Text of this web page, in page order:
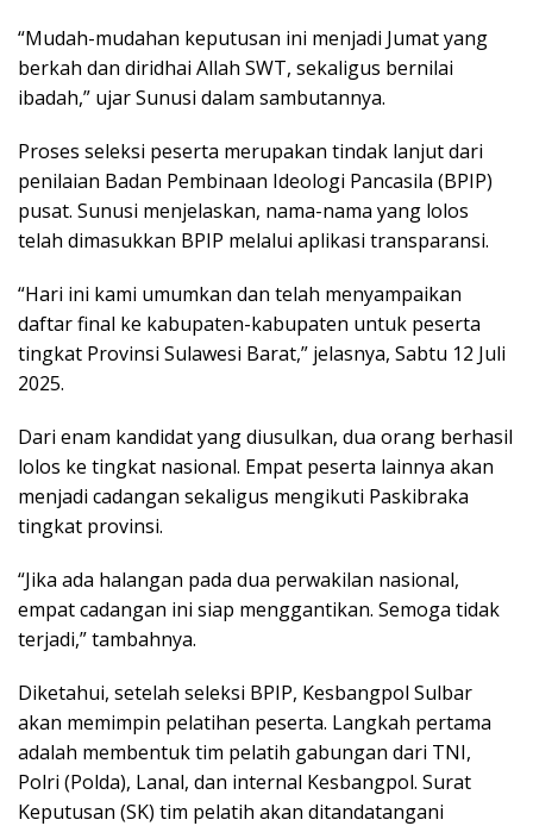
“Mudah-mudahan keputusan ini menjadi Jumat yang
berkah dan diridhai Allah SWT, sekaligus bernilai
ibadah,” ujar Sunusi dalam sambutannya.
Proses seleksi peserta merupakan tindak lanjut dari
penilaian Badan Pembinaan Ideologi Pancasila (BPIP)
pusat. Sunusi menjelaskan, nama-nama yang lolos
telah dimasukkan BPIP melalui aplikasi transparansi.
“Hari ini kami umumkan dan telah menyampaikan
daftar final ke kabupaten-kabupaten untuk peserta
tingkat Provinsi Sulawesi Barat,” jelasnya, Sabtu 12 Juli
2025.
Dari enam kandidat yang diusulkan, dua orang berhasil
lolos ke tingkat nasional. Empat peserta lainnya akan
menjadi cadangan sekaligus mengikuti Paskibraka
tingkat provinsi.
“Jika ada halangan pada dua perwakilan nasional,
empat cadangan ini siap menggantikan. Semoga tidak
terjadi,” tambahnya.
Diketahui, setelah seleksi BPIP, Kesbangpol Sulbar
akan memimpin pelatihan peserta. Langkah pertama
adalah membentuk tim pelatih gabungan dari TNI,
Polri (Polda), Lanal, dan internal Kesbangpol. Surat
Keputusan (SK) tim pelatih akan ditandatangani